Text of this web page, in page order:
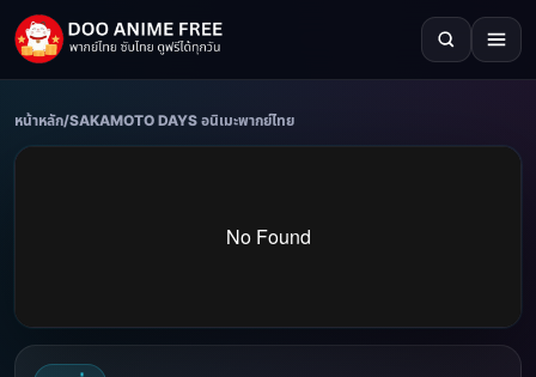
หน้าหลัก/SAKAMOTO DAYS อนิเมะพากย์ไทย